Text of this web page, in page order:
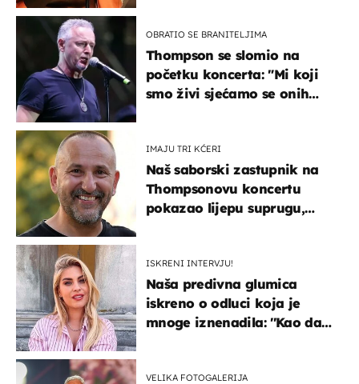
OBRATIO SE BRANITELJIMA
Thompson se slomio na
početku koncerta: "Mi koji
smo živi sjećamo se onih
IMAJU TRI KĆERI
Naš saborski zastupnik na
Thompsonovu koncertu
pokazao lijepu suprugu,
ISKRENI INTERVJU!
Naša predivna glumica
iskreno o odluci koja je
mnoge iznenadila: ''Kao da
VELIKA FOTOGALERIJA